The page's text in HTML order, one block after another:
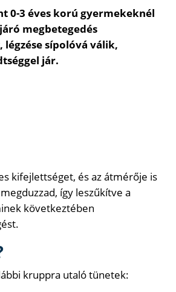
0-3 éves korú gyermekeknél
megbetegedés
légzése sípolóvá válik,
jár.
kifejlettséget, és az átmérője is
így leszűkítve a
következtében
kruppra utaló tünetek: